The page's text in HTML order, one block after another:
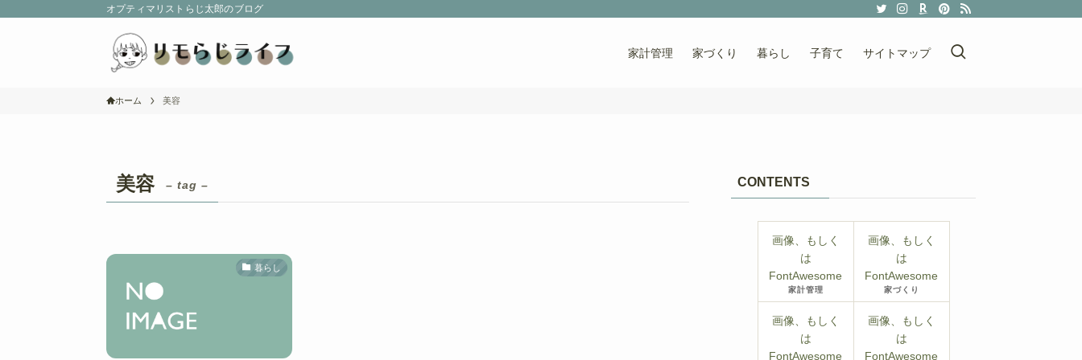
オプティマリストらじ太郎のブログ
家計管理 家づくり 暮らし 子育て サイトマップ
ホーム 美容
美容 – tag –
暮らし
CONTENTS
画像、もしく
は
FontAwesome
家計管理
画像、もしく
は
FontAwesome
家づくり
画像、もしく
は
FontAwesome
画像、もしく
は
FontAwesome